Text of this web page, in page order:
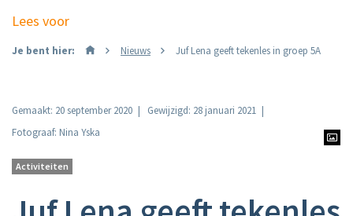
Lees voor
Je bent hier: Nieuws Juf Lena geeft tekenles in groep 5A
Gemaakt: 20 september 2020
Gewijzigd: 28 januari 2021
Fotograaf: Nina Yska
Activiteiten